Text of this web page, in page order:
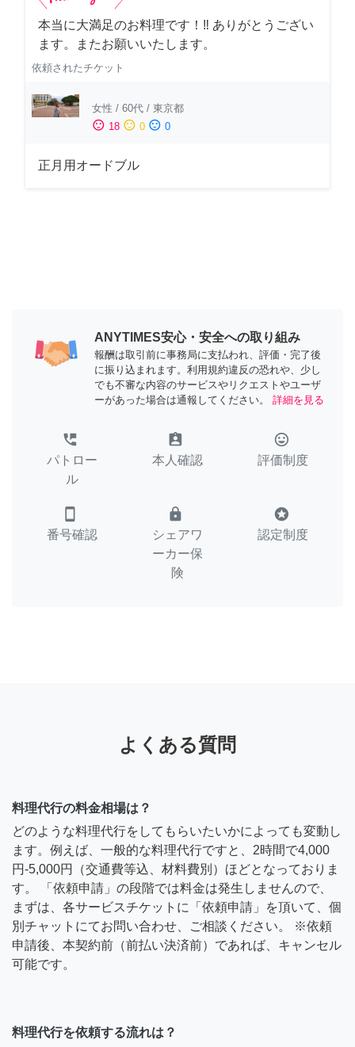
本当に大満足のお料理です！‼️ ありがとうござい
ます。またお願いいたします。
依頼されたチケット
女性 / 60代 / 東京都
sentiment_satisfied 18 sentiment_neutral 0 sentiment_dissatisfied 0
正月用オードブル
ANYTIMES安心・安全への取り組み
報酬は取引前に事務局に支払われ、評価・完了後
に振り込まれます。利用規約違反の恐れや、少し
でも不審な内容のサービスやリクエストやユーザ
ーがあった場合は通報してください。
詳細を見る
perm_phone_msg
パトロー
ル
assignment_ind
本人確認
tag_faces
評価制度
smartphone
番号確認
lock
シェアワ
ーカー保
険
stars
認定制度
よくある質問
料理代行の料金相場は？
どのような料理代行をしてもらいたいかによっても変動し
ます。例えば、一般的な料理代行ですと、2時間で4,000
円-5,000円（交通費等込、材料費別）ほどとなっておりま
す。 「依頼申請」の段階では料金は発生しませんので、
まずは、各サービスチケットに「依頼申請」を頂いて、個
別チャットにてお問い合わせ、ご相談ください。 ※依頼
申請後、本契約前（前払い決済前）であれば、キャンセル
可能です。
料理代行を依頼する流れは？